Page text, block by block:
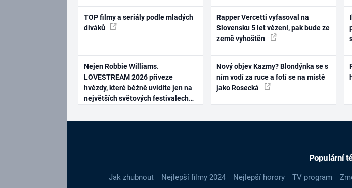
TOP filmy a seriály podle mladých
diváků
Nejen Robbie Williams.
LOVESTREAM 2026 přiveze
hvězdy, které běžně uvidíte jen na
největších světových festivalech
Rapper Vercetti vyfasoval na
Slovensku 5 let vězení, pak bude ze
země vyhoštěn
Nový objev Kazmy? Blondýnka se s
ním vodí za ruce a fotí se na místě
jako Rosecká
Populární
Jak zhubnout Nejlepší filmy 2024 Nejlepší horory TV program